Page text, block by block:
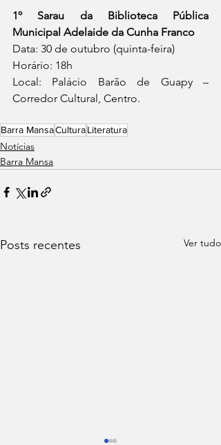
1º Sarau da Biblioteca Pública
Municipal Adelaide da Cunha Franco
Data: 30 de outubro (quinta-feira)
Horário: 18h
Local: Palácio Barão de Guapy –
Corredor Cultural, Centro.
Barra MansaCulturaLiteratura
Notícias
Barra Mansa
Posts recentes Ver tudo